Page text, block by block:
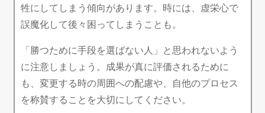
牲にしてしまう傾向があります。時には、虚栄心で
誤魔化して後々困ってしまうことも。
「勝つために手段を選ばない人」と思われないよう
に注意しましょう。成果が真に評価されるために
も、変更する時の周囲への配慮や、自他のプロセス
を称賛することを大切にしてください。